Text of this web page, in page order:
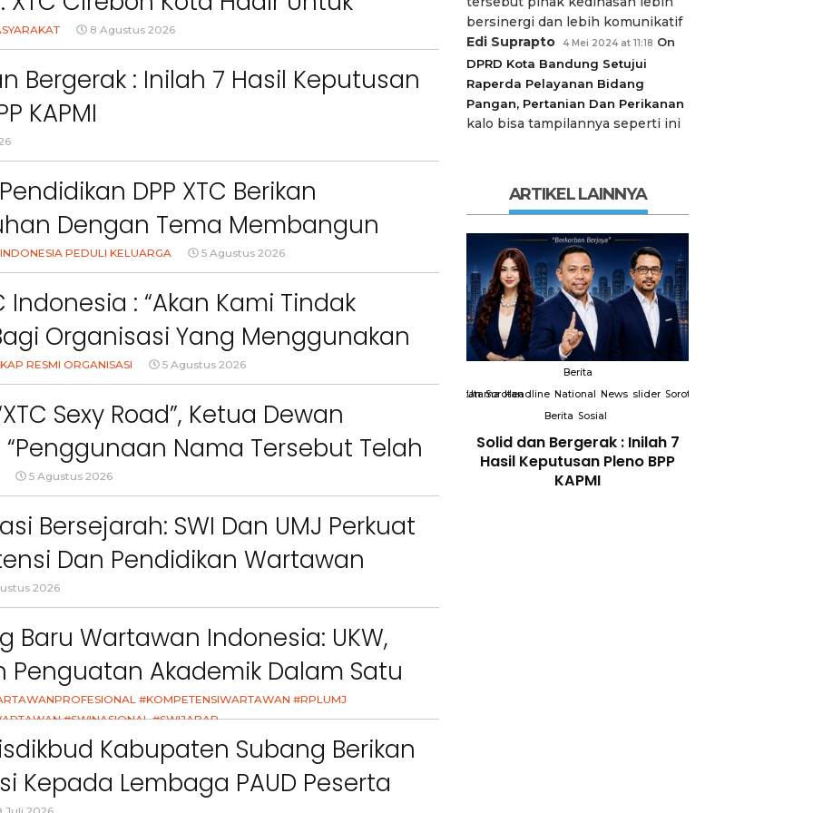
8 Agustus 2026
Bergerak : Inilah 7 Hasil Keputusan
KAPMI
DPP XTC Berikan
Dengan Tema Membangun
Tua Dalam Menjaga
Anak Di Era Digital
PEDULI KELUARGA 5 Agustus 2026
Indonesia : “Akan Kami Tindak
Organisasi Yang Menggunakan
Warna, Bendera Dan Slogan
Izin”
RESMI ORGANISASI 5 Agustus 2026
Sexy Road”, Ketua Dewan
“Penggunaan Nama Tersebut Telah
Ketentuan Perundang-
5 Agustus 2026
Bersejarah: SWI Dan UMJ Perkuat
Dan Pendidikan Wartawan
2026
Baru Wartawan Indonesia: UKW,
Penguatan Akademik Dalam Satu
#KOMPETENSIWARTAWAN #RPLUMJ
#SWINASIONAL #SWIJABAR
Kabupaten Subang Berikan
Kepada Lembaga PAUD Peserta
bersinergi dan lebih komunikatif
Edi Suprapto
4 Mei 2024 at 11:18 On
DPRD Kota Bandung Setujui
Raperda Pelayanan Bidang
Pangan, Pertanian Dan Perikanan
kalo bisa tampilannya seperti ini
ARTIKEL LAINNYA
Berita Sosial
Terkait “XTC Sexy Road”,
Ketua Dewan Pendiri :
“Penggunaan Nama Tersebut
Telah Melanggar Ketentuan
Perundang-undangan”
Sorotan Sorotan
Berita
Warga Batununggal
Kecamatan Bandung Kidul
Tower Komunikasi Didirikan
Terlalu Dekat Pemukiman
Mereka
Berita
Utama Headline National News slider Sorotan
Berita Sosial
Solid dan Bergerak : Inilah 7
Hasil Keputusan Pleno BPP
KAPMI